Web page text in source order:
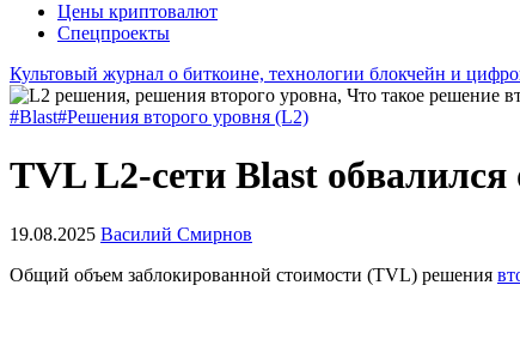
Цены криптовалют
Спецпроекты
Культовый журнал о биткоине, технологии блокчейн и
#Blast#Решения второго уровня (L2)
TVL L2-сети Blast
19.08.2025 Василий Смирнов
Общий объем заблокированной стоимости (TVL) решения